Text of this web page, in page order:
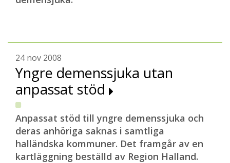
24 nov 2008
Yngre demenssjuka utan
anpassat stöd
Anpassat stöd till yngre demenssjuka och
deras anhöriga saknas i samtliga
halländska kommuner. Det framgår av en
kartläggning beställd av Region Halland.